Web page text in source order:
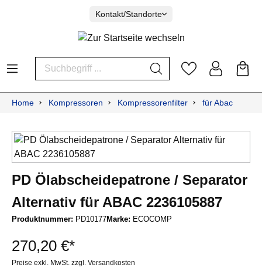
Kontakt/Standorte
Home Kompressoren Kompressorenfilter für Abac
PD Ölabscheidepatrone / Separator
Alternativ für ABAC 2236105887
Produktnummer: PD10177Marke: ECOCOMP
270,20 €*
Preise exkl. MwSt. zzgl. Versandkosten